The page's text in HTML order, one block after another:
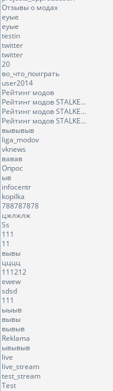
Отзывы о модах
еуые
еуые
testin
twitter
twitter
20
во_что_поиграть
user2014
Рейтинг модов
Рейтинг модов STALKE...
Рейтинг модов STALKE...
Рейтинг модов STALKE...
вывывыв
liga_modov
vknews
вавав
Опрос
ыв
infocentr
kopilka
788787878
цжлжлж
Ss
111
11
вывы
цццц
111212
ewew
sdsd
111
ыыыв
вывы
вывыв
Reklama
ывывыв
live
live_stream
test_stream
Test